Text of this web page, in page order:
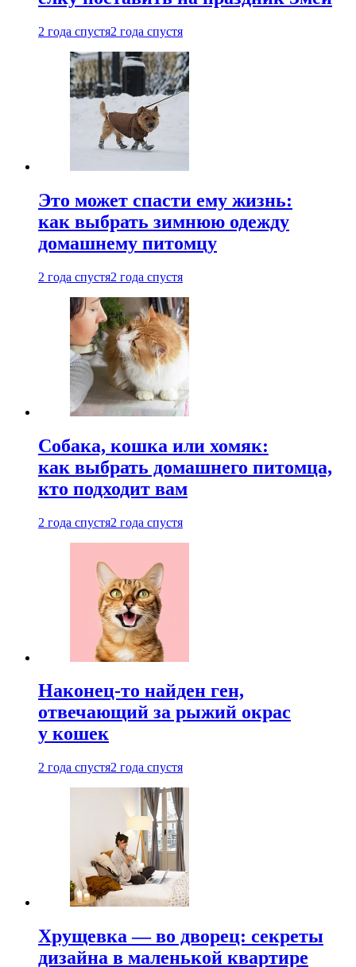
2 года спустя2 года спустя
Это может спасти ему жизнь:
как выбрать зимнюю одежду
домашнему питомцу
2 года спустя2 года спустя
Собака, кошка или хомяк:
как выбрать домашнего питомца,
кто подходит вам
2 года спустя2 года спустя
Наконец-то найден ген,
отвечающий за рыжий окрас
у кошек
2 года спустя2 года спустя
Хрущевка — во дворец: секреты
дизайна в маленькой квартире